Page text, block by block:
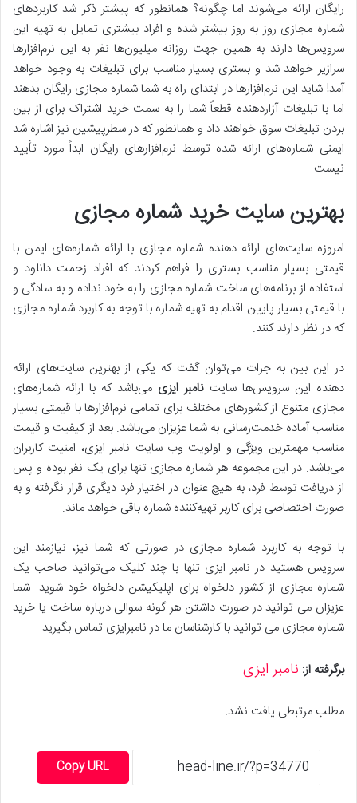
رایگان ارائه می‌شوند اما چگونه؟ همانطور که پیشتر ذکر شد کاربرد‌های
شماره مجازی روز به روز بیشتر شده و افراد بیشتری تمایل به تهیه این
سرویس‌ها دارند به همین جهت روزانه میلیون‌ها نفر به این نرم‌افزار‌ها
سرازیر خواهد شد و بستری بسیار مناسب برای تبلیغات به وجود خواهد
آمد! شاید این نرم‌افزار‌ها در ابتدای راه به شما شماره مجازی رایگان بدهند
اما با تبلیغات آزاردهنده قطعاً شما را به سمت خرید اشتراک برای از بین
بردن تبلیغات سوق خواهند داد و همانطور که در سطرپیشین نیز اشاره شد
ایمنی شماره‌های ارائه شده توسط نرم‌افزار‌های رایگان ابداً مورد تأیید
نیست.
بهترین سایت خرید شماره مجازی
امروزه سایت‌های ارائه دهنده شماره مجازی با ارائه شماره‌های ایمن با
قیمتی بسیار مناسب بستری را فراهم کردند که افراد زحمت دانلود و
استفاده از برنامه‌های ساخت شماره مجازی را به خود نداده و به سادگی و
با قیمتی بسیار پایین اقدام به تهیه شماره با توجه به کاربرد شماره مجازی
که در نظر دارند کنند.
در این بین به جرات می‌توان گفت که یکی از بهترین سایت‌های ارائه
دهنده این سرویس‌ها سایت نامبر ایزی می‌باشد که با ارائه شماره‌های
مجازی متنوع از کشور‌های مختلف برای تمامی نرم‌افزار‌ها با قیمتی بسیار
مناسب آماده خدمت‌رسانی به شما عزیزان می‌باشد. بعد از کیفیت و قیمت
مناسب مهمترین ویژگی و اولویت وب سایت نامبر ایزی، امنیت کاربران
می‌باشد. در این مجموعه هر شماره مجازی تنها برای یک نفر بوده و پس
از دریافت توسط فرد، به هیچ عنوان در اختیار فرد دیگری قرار نگرفته و به
صورت اختصاصی برای کاربر تهیه‌کننده شماره باقی خواهد ماند.
با توجه به کاربرد شماره مجازی در صورتی که شما نیز، نیازمند این
سرویس هستید در نامبر ایزی تنها با چند کلیک می‌توانید صاحب یک
شماره مجازی از کشور دلخواه برای اپلیکیشن دلخواه خود شوید. شما
عزیزان می توانید در صورت داشتن هر گونه سوالی درباره ساخت یا خرید
شماره مجازی می توانید با کارشناسان ما در نامبرایزی تماس بگیرید.
برگرفته از: نامبر ایزی
مطلب مرتبطی یافت نشد.
Copy URL